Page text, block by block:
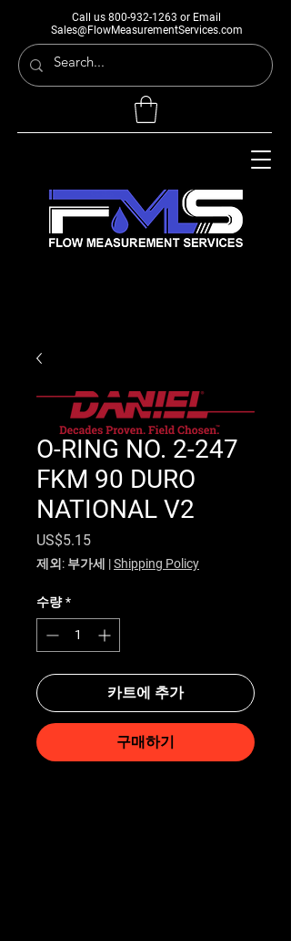
Call us 800-932-1263 or Email
Sales@FlowMeasurementServices.com
O-RING NO. 2-247
FKM 90 DURO
NATIONAL V2
US$5.15가격
제외: 부가세 |Shipping Policy
수량 *
카트에 추가
구매하기